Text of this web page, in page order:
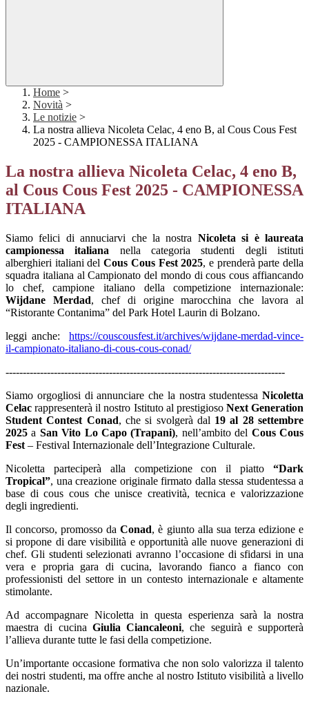
Home >
Novità >
Le notizie >
La nostra allieva Nicoleta Celac, 4 eno B, al Cous Cous Fest
2025 - CAMPIONESSA ITALIANA
La nostra allieva Nicoleta Celac, 4 eno B,
al Cous Cous Fest 2025 - CAMPIONESSA
ITALIANA
Siamo felici di annuciarvi che la nostra Nicoleta si è laureata
campionessa italiana nella categoria studenti degli istituti
alberghieri italiani delCous Cous Fest 2025, e prenderà parte della
squadra italiana al Campionato del mondo di cous cous affiancando
lo chef, campione italiano della competizione internazionale:
Wijdane Merdad, chef di origine marocchina che lavora al
“Ristorante Contanima” del Park Hotel Laurin di Bolzano.
leggi anche: https://couscousfest.it/archives/wijdane-merdad-vince-
il-campionato-italiano-di-cous-cous-conad/
---------------------------------------------------------------------------------
Siamo orgogliosi di annunciare che la nostra studentessa Nicoletta
Celac rappresenterà il nostro Istituto al prestigioso Next Generation
Student Contest Conad, che si svolgerà dal 19 al 28 settembre
2025 a San Vito Lo Capo (Trapani), nell’ambito del Cous Cous
Fest – Festival Internazionale dell’Integrazione Culturale.
Nicoletta parteciperà alla competizione con il piatto “Dark
Tropical”, una creazione originale firmato dalla stessa studentessa a
base di cous cous che unisce creatività, tecnica e valorizzazione
degli ingredienti.
Il concorso, promosso daConad, è giunto alla sua terza edizione e
si propone di dare visibilità e opportunità alle nuove generazioni di
chef. Gli studenti selezionati avranno l’occasione di sfidarsi in una
vera e propria gara di cucina, lavorando fianco a fianco con
professionisti del settore in un contesto internazionale e altamente
stimolante.
Ad accompagnare Nicoletta in questa esperienza sarà la nostra
maestra di cucina Giulia Ciancaleoni, che seguirà e supporterà
l’allieva durante tutte le fasi della competizione.
Un’importante occasione formativa che non solo valorizza il talento
dei nostri studenti, ma offre anche al nostro Istituto visibilità a livello
nazionale.